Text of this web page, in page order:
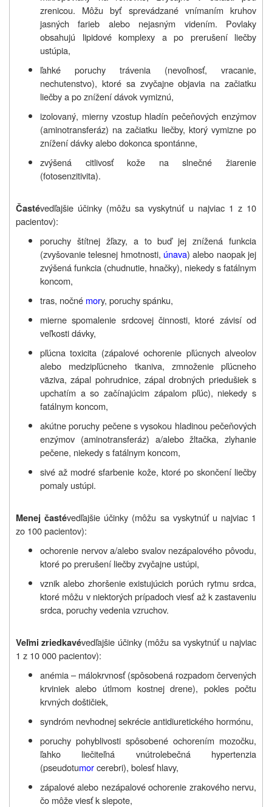
zrenicou. Môžu byť sprevádzané vnímaním kruhov
jasných farieb alebo nejasným videním. Povlaky
obsahujú lipidové komplexy a po prerušení liečby
ustúpia,
ľahké poruchy trávenia (nevoľnosť, vracanie,
nechutenstvo), ktoré sa zvyčajne objavia na začiatku
liečby a po znížení dávok vymiznú,
izolovaný, mierny vzostup hladín pečeňových enzýmov
(aminotransferáz) na začiatku liečby, ktorý vymizne po
znížení dávky alebo dokonca spontánne,
zvýšená citlivosť kože na slnečné žiarenie
(fotosenzitivita).
Častévedľajšie účinky (môžu sa vyskytnúť u najviac 1 z 10
pacientov):
poruchy štítnej žľazy, a to buď jej znížená funkcia
(zvyšovanie telesnej hmotnosti, únava) alebo naopak jej
zvýšená funkcia (chudnutie, hnačky), niekedy s fatálnym
koncom,
tras, nočné mory, poruchy spánku,
mierne spomalenie srdcovej činnosti, ktoré závisí od
veľkosti dávky,
pľúcna toxicita (zápalové ochorenie pľúcnych alveolov
alebo medzipľúcneho tkaniva, zmnoženie pľúcneho
väziva, zápal pohrudnice, zápal drobných priedušiek s
upchatím a so začínajúcim zápalom pľúc), niekedy s
fatálnym koncom,
akútne poruchy pečene s vysokou hladinou pečeňových
enzýmov (aminotransferáz) a/alebo žltačka, zlyhanie
pečene, niekedy s fatálnym koncom,
sivé až modré sfarbenie kože, ktoré po skončení liečby
pomaly ustúpi.
Menej častévedľajšie účinky (môžu sa vyskytnúť u najviac 1
zo 100 pacientov):
ochorenie nervov a/alebo svalov nezápalového pôvodu,
ktoré po prerušení liečby zvyčajne ustúpi,
vznik alebo zhoršenie existujúcich porúch rytmu srdca,
ktoré môžu v niektorých prípadoch viesť až k zastaveniu
srdca, poruchy vedenia vzruchov.
Veľmi zriedkavévedľajšie účinky (môžu sa vyskytnúť u najviac
1 z 10 000 pacientov):
anémia – málokrvnosť (spôsobená rozpadom červených
krviniek alebo útlmom kostnej drene), pokles počtu
krvných doštičiek,
syndróm nevhodnej sekrécie antidiuretického hormónu,
poruchy pohyblivosti spôsobené ochorením mozočku,
ľahko liečiteľná vnútrolebečná hypertenzia
(pseudotumorcerebri), bolesť hlavy,
zápalové alebo nezápalové ochorenie zrakového nervu,
čo môže viesť k slepote,